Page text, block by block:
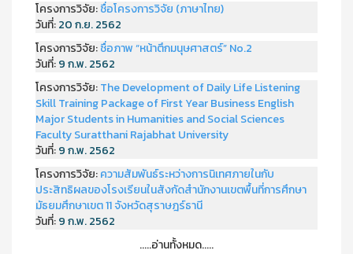
โครงการวิจัย:ชื่อโครงการวิจัย (ภาษาไทย)
วันที่:20 ก.ย. 2562
โครงการวิจัย:ชื่อภาพ “หน้าตึกมนุษศาสตร์” No.2
วันที่:9 ก.พ. 2562
โครงการวิจัย:The Development of Daily Life Listening
Skill Training Package of First Year Business English
Major Students in Humanities and Social Sciences
Faculty Suratthani Rajabhat University
วันที่:9 ก.พ. 2562
โครงการวิจัย:ความสัมพันธ์ระหว่างการนิเทศภายในกับ
ประสิทธิผลของโรงเรียนในสังกัดสำนักงานเขตพื้นที่การศึกษา
มัธยมศึกษาเขต 11 จังหวัดสุราษฎร์ธานี
วันที่:9 ก.พ. 2562
.....อ่านทั้งหมด.....